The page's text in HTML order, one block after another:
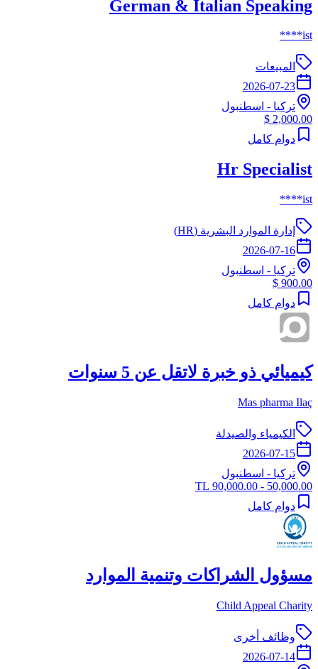
German & Italian Speaking
ist****
المبيعات
2026-07-23
تركيا - اسطنبول
2,000.00 $
دوام كامل
Hr Specialist
ist****
إدارة الموارد البشرية (HR)
2026-07-16
تركيا - اسطنبول
900.00 $
دوام كامل
كيميائي ذو خبرة لاتقل عن 5 سنوات
Mas pharma Ilaç
الكيمياء والصيدلة
2026-07-15
تركيا - اسطنبول
50,000.00 - 90,000.00 TL
دوام كامل
مسؤول الشراكات وتنمية الموارد
Child Appeal Charity
وظائف أخرى
2026-07-14